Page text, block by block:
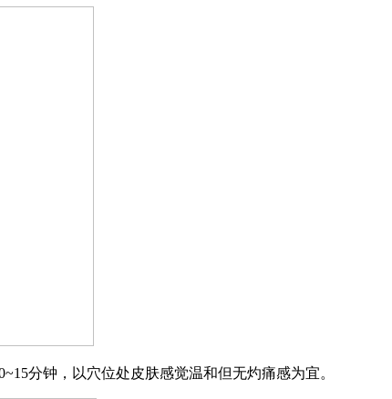
分钟，以穴位处皮肤感觉温和但无灼痛感为宜。